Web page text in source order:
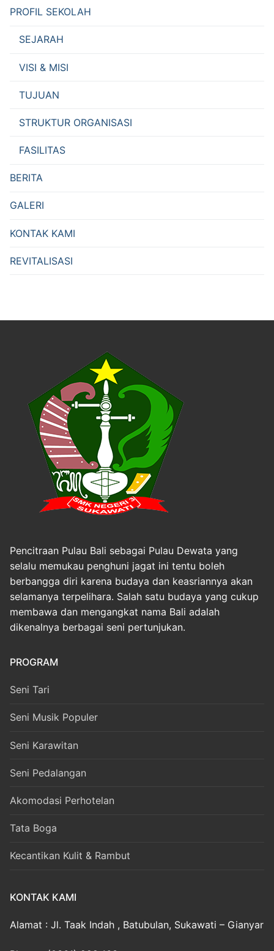
PROFIL SEKOLAH
SEJARAH
VISI & MISI
TUJUAN
STRUKTUR ORGANISASI
FASILITAS
BERITA
GALERI
KONTAK KAMI
REVITALISASI
Pencitraan Pulau Bali sebagai Pulau Dewata yang
selalu memukau penghuni jagat ini tentu boleh
berbangga diri karena budaya dan keasriannya akan
selamanya terpelihara. Salah satu budaya yang cukup
membawa dan mengangkat nama Bali adalah
dikenalnya berbagai seni pertunjukan.
PROGRAM
Seni Tari
Seni Musik Populer
Seni Karawitan
Seni Pedalangan
Akomodasi Perhotelan
Tata Boga
Kecantikan Kulit & Rambut
KONTAK KAMI
Alamat : Jl. Taak Indah , Batubulan, Sukawati – Gianyar